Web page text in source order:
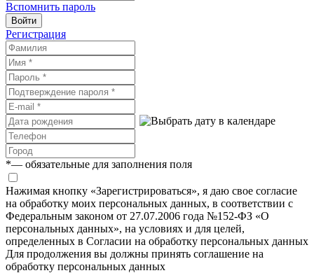
Вспомнить пароль
Войти
Регистрация
*— обязательные для заполнения поля
Нажимая кнопку «Зарегистрироваться», я даю свое согласие
на обработку моих персональных данных, в соответствии с
Федеральным законом от 27.07.2006 года №152-ФЗ «О
персональных данных», на условиях и для целей,
определенных в Согласии на обработку персональных данных
Для продолжения вы должны принять соглашение на
обработку персональных данных